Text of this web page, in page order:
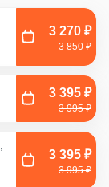
3 270 ₽
3 850 ₽
3 395 ₽
3 995 ₽
3 395 ₽
3 995 ₽